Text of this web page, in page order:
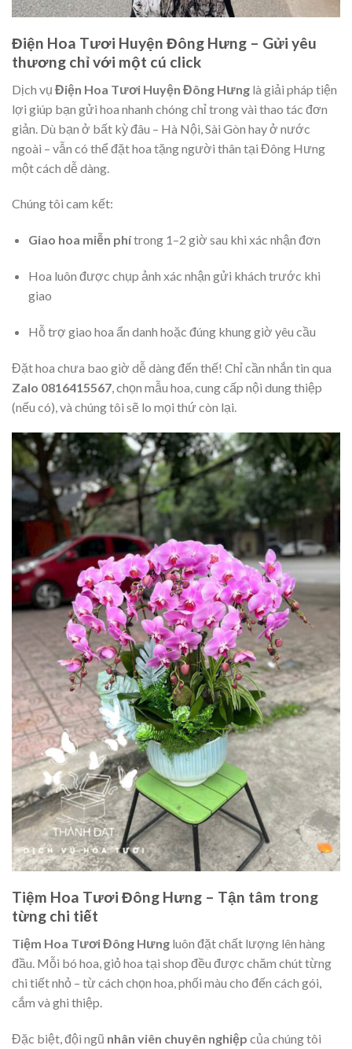
Điện Hoa Tươi Huyện Đông Hưng – Gửi yêu
thương chỉ với một cú click
Dịch vụ Điện Hoa Tươi Huyện Đông Hưng là giải pháp tiện
lợi giúp bạn gửi hoa nhanh chóng chỉ trong vài thao tác đơn
giản. Dù bạn ở bất kỳ đâu – Hà Nội, Sài Gòn hay ở nước
ngoài – vẫn có thể đặt hoa tặng người thân tại Đông Hưng
một cách dễ dàng.
Chúng tôi cam kết:
Giao hoa miễn phítrong 1–2 giờ sau khi xác nhận đơn
Hoa luôn được chụp ảnh xác nhận gửi khách trước khi
giao
Hỗ trợ giao hoa ẩn danh hoặc đúng khung giờ yêu cầu
Đặt hoa chưa bao giờ dễ dàng đến thế! Chỉ cần nhắn tin qua
Zalo 0816415567 , chọn mẫu hoa, cung cấp nội dung thiệp
(nếu có), và chúng tôi sẽ lo mọi thứ còn lại.
Tiệm Hoa Tươi Đông Hưng – Tận tâm trong
từng chi tiết
Tiệm Hoa Tươi Đông Hưng luôn đặt chất lượng lên hàng
đầu. Mỗi bó hoa, giỏ hoa tại shop đều được chăm chút từng
chi tiết nhỏ – từ cách chọn hoa, phối màu cho đến cách gói,
cắm và ghi thiệp.
Đặc biệt, đội ngũ nhân viên chuyên nghiệp của chúng tôi